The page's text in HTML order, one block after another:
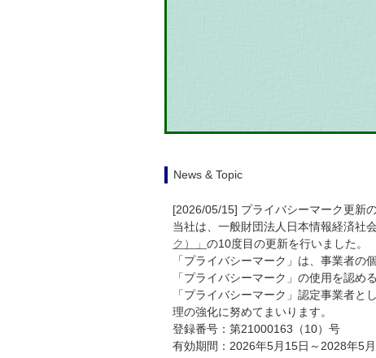
News & Topic
[2026/05/15] プライバシーマーク更新の
当社は、一般財団法人日本情報経済社
ク）」 の10度目の更新を行いました。
「プライバシーマーク」は、事業者
「プライバシーマーク」の使用を認め
「プライバシーマーク」認定事業者
理の強化に努めてまいります。
登録番号：第21000163（10）号
有効期間：2026年5月15日～2028年5